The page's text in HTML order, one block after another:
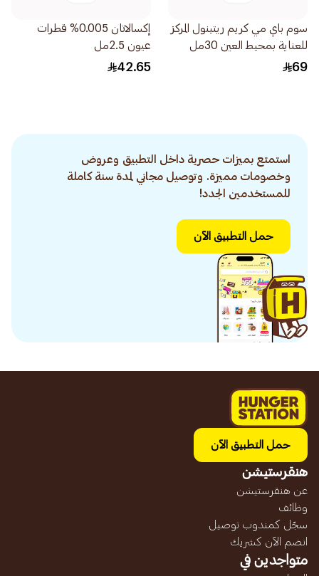
سوم باي مي كريم ريتينول المركز
للعناية بمحيط العين 30مل
69
إكسالاتان 0.005% قطرات
عيون 2.5مل
42.65
استمتع بميزات حصرية داخل التطبيق وعروض
وخصومات مميزة. وتوصيل مجاني لمدة سنة كاملة
للمستخدمين الجدد!
حمل التطبيق الآن
حمل التطبيق الآن
هنقرستيشن
عن هنقرستيشن
وظائف
سجّل كمندوب توصيل
انضم الآن كشريك
متواجدين في